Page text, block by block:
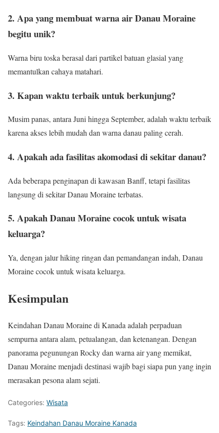
2. Apa yang membuat warna air Danau Moraine
begitu unik?
Warna biru toska berasal dari partikel batuan glasial yang
memantulkan cahaya matahari.
3. Kapan waktu terbaik untuk berkunjung?
Musim panas, antara Juni hingga September, adalah waktu terbaik
karena akses lebih mudah dan warna danau paling cerah.
4. Apakah ada fasilitas akomodasi di sekitar danau?
Ada beberapa penginapan di kawasan Banff, tetapi fasilitas
langsung di sekitar Danau Moraine terbatas.
5. Apakah Danau Moraine cocok untuk wisata
keluarga?
Ya, dengan jalur hiking ringan dan pemandangan indah, Danau
Moraine cocok untuk wisata keluarga.
Kesimpulan
Keindahan Danau Moraine di Kanada adalah perpaduan
sempurna antara alam, petualangan, dan ketenangan. Dengan
panorama pegunungan Rocky dan warna air yang memikat,
Danau Moraine menjadi destinasi wajib bagi siapa pun yang ingin
merasakan pesona alam sejati.
Categories: Wisata
Tags: Keindahan Danau Moraine Kanada